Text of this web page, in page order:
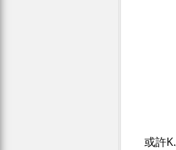
或許